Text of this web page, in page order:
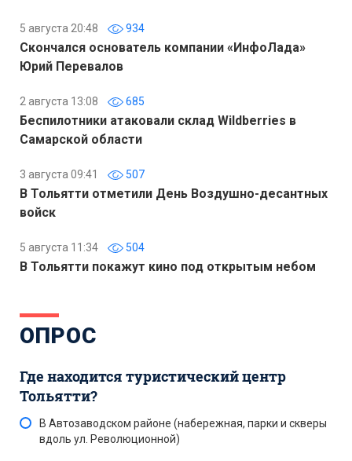
5 августа 20:48 934
Скончался основатель компании «ИнфоЛада»
Юрий Перевалов
2 августа 13:08 685
Беспилотники атаковали склад Wildberries в
Самарской области
3 августа 09:41 507
В Тольятти отметили День Воздушно-десантных
войск
5 августа 11:34 504
В Тольятти покажут кино под открытым небом
ОПРОС
Где находится туристический центр
Тольятти?
В Автозаводском районе (набережная, парки и скверы
вдоль ул. Революционной)